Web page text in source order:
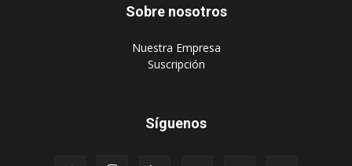
Sobre nosotros
‎Nuestra Empresa
‎Suscripción
Síguenos